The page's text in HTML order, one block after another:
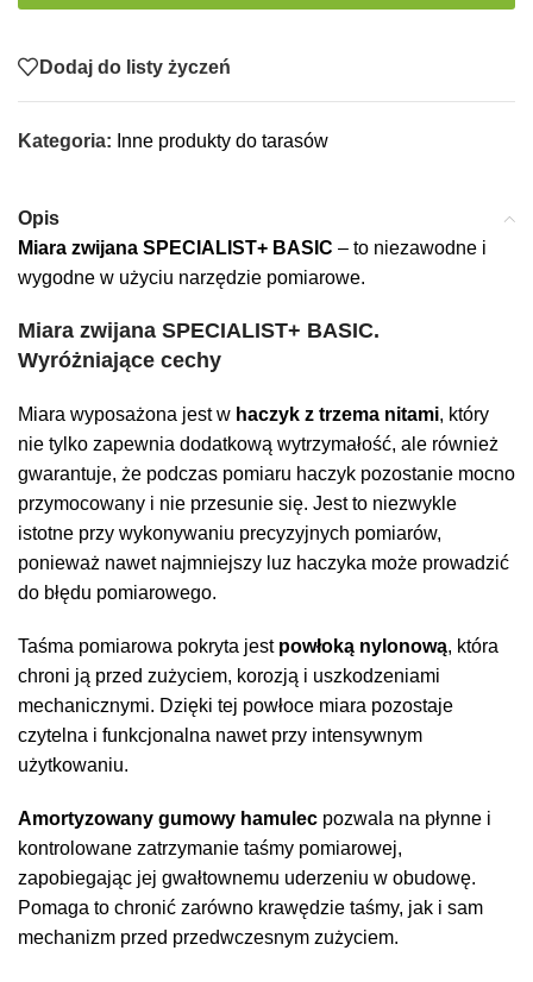
Dodaj do listy życzeń
Kategoria: Inne produkty do tarasów
Opis
Miara zwijana SPECIALIST+ BASIC – to niezawodne i
wygodne w użyciu narzędzie pomiarowe.
Miara zwijana SPECIALIST+ BASIC.
Wyróżniające cechy
Miara wyposażona jest w haczyk z trzema nitami, który
nie tylko zapewnia dodatkową wytrzymałość, ale również
gwarantuje, że podczas pomiaru haczyk pozostanie mocno
przymocowany i nie przesunie się. Jest to niezwykle
istotne przy wykonywaniu precyzyjnych pomiarów,
ponieważ nawet najmniejszy luz haczyka może prowadzić
do błędu pomiarowego.
Taśma pomiarowa pokryta jest powłoką nylonową, która
chroni ją przed zużyciem, korozją i uszkodzeniami
mechanicznymi. Dzięki tej powłoce miara pozostaje
czytelna i funkcjonalna nawet przy intensywnym
użytkowaniu.
Amortyzowany gumowy hamulec pozwala na płynne i
kontrolowane zatrzymanie taśmy pomiarowej,
zapobiegając jej gwałtownemu uderzeniu w obudowę.
Pomaga to chronić zarówno krawędzie taśmy, jak i sam
mechanizm przed przedwczesnym zużyciem.